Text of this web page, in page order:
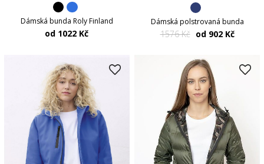
Dámská bunda Roly Finland
od 1022 Kč
Dámská polstrovaná bunda
1576 Kč od 902 Kč